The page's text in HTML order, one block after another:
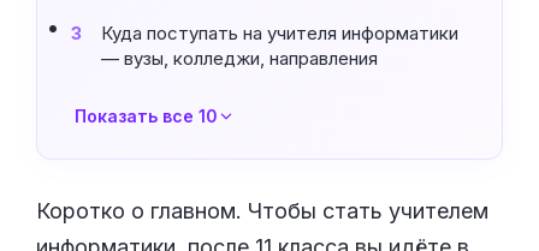
3
Куда поступать на учителя информатики
— вузы, колледжи, направления
Показать все 10
Коротко о главном. Чтобы стать учителем